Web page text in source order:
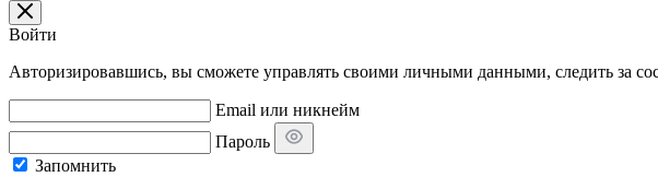
Войти
Авторизировавшись, вы сможете управлять своими личными данными, следить за
Email или никнейм
Пароль
Запомнить